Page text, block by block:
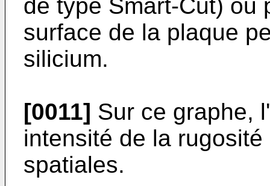
de type Smart-Cut) ou
surface de la plaque
silicium.
[0011] Sur ce graphe,
intensité de la
spatiales.